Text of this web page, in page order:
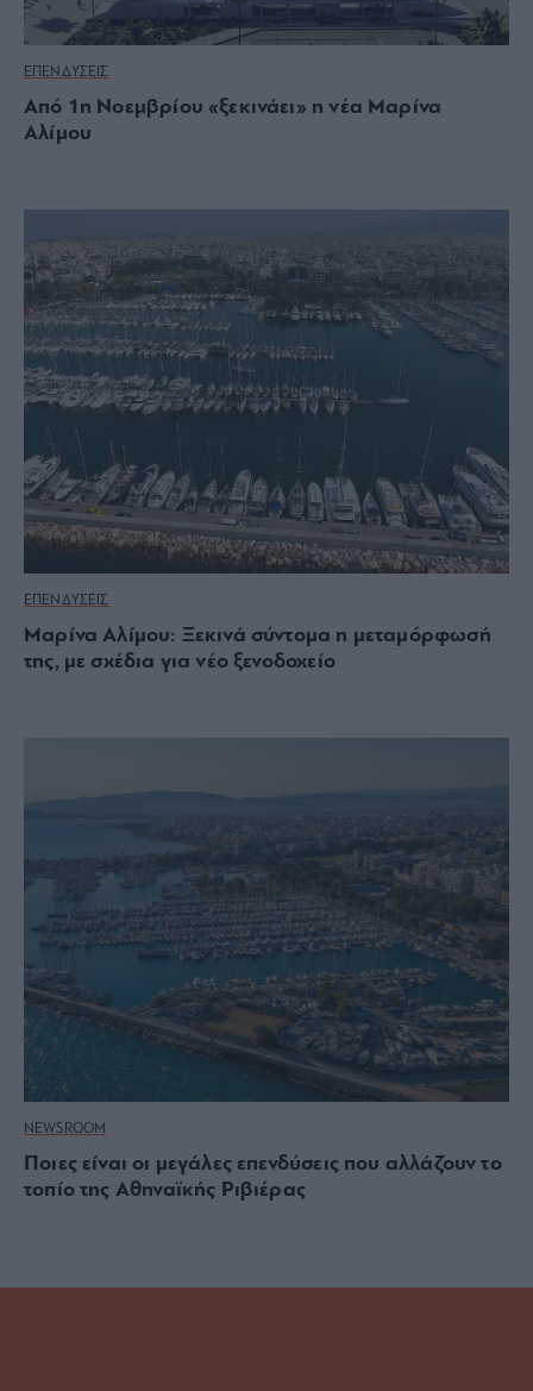
ΕΠΕΝΔΥΣΕΙΣ
Από 1η Νοεμβρίου «ξεκινάει» η νέα Μαρίνα
Αλίμου
ΕΠΕΝΔΥΣΕΙΣ
Μαρίνα Αλίμου: Ξεκινά σύντομα η μεταμόρφωσή
της, με σχέδια για νέο ξενοδοχείο
NEWSROOM
Ποιες είναι οι μεγάλες επενδύσεις που αλλάζουν το
τοπίο της Αθηναϊκής Ριβιέρας